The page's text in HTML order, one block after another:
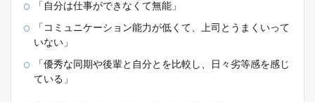
「自分は仕事ができなくて無能」
「コミュニケーション能力が低くて、上司とうまくいって
いない」
「優秀な同期や後輩と自分とを比較し、日々劣等感を感じ
ている」